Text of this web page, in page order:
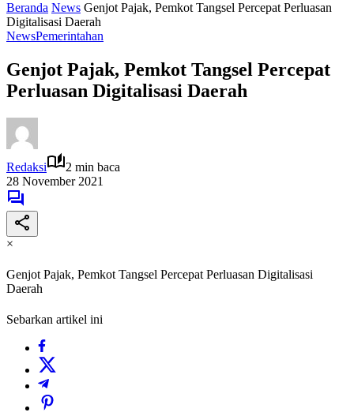
Beranda News Genjot Pajak, Pemkot Tangsel Percepat Perluasan
Digitalisasi Daerah
NewsPemerintahan
Genjot Pajak, Pemkot Tangsel Percepat
Perluasan Digitalisasi Daerah
Redaksi
2 min baca
28 November 2021
×
Genjot Pajak, Pemkot Tangsel Percepat Perluasan Digitalisasi
Daerah
Sebarkan artikel ini